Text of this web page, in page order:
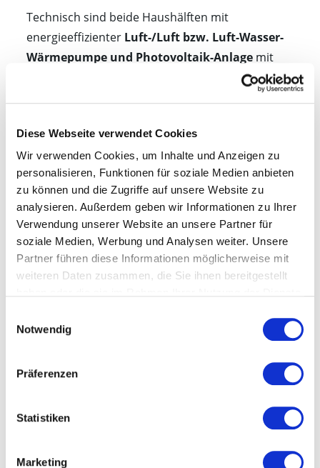
Diese Webseite verwendet Cookies
Wir verwenden Cookies, um Inhalte und Anzeigen zu
personalisieren, Funktionen für soziale Medien anbieten
zu können und die Zugriffe auf unsere Website zu
analysieren. Außerdem geben wir Informationen zu Ihrer
Verwendung unserer Website an unsere Partner für
soziale Medien, Werbung und Analysen weiter. Unsere
Partner führen diese Informationen möglicherweise mit
weiteren Daten zusammen, die Sie ihnen bereitgestellt
Notwendig
Präferenzen
Statistiken
Marketing
Technisch sind beide Haushälften mit
energieeffizienter Luft-/Luft bzw. Luft-Wasser-
Wärmepumpe und Photovoltaik-Anlage mit
unabhängig von fossilen Energien. Imke und
durch automatische Raffstores verschattet, die
sich überintelligente Somfy iO-Technologie
steuern lassen.